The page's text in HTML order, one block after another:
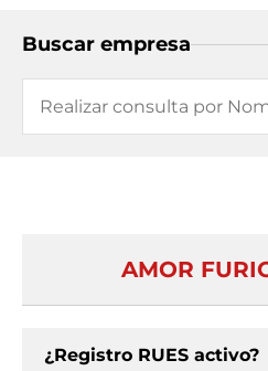
Buscar empresa
AMOR
¿Registro RUES activo?